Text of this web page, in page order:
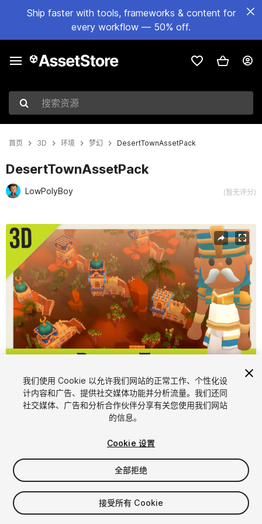
Ship faster with tools, frameworks & content for
every workflow — 50% off.
搜索资源
首页 3D 环境 梦幻 DesertTownAssetPack
DesertTownAssetPack
LowPolyBoy (暂无评分)
当前幻灯片：1 / 13
1/13
$29.99
增值税将在结算时计算
我们使用 Cookie 以允许我们网站的正常工作、个性化设
计内容和广告、提供社交媒体功能并分析流量。我们还同
社交媒体、广告和分析合作伙伴分享有关您使用我们网站
的信息。
Cookie 设置
全部拒绝
接受所有 Cookie